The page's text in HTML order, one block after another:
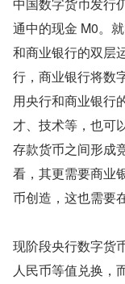
中国数字货币发行
通中的现金 M0。
和商业银行的双层
行，商业银行将数
用央行和商业银行
才、技术等，也可
存款货币之间形成
看，其更需要商业
币创造，这也需要
现阶段央行数字货
人民币等值兑换，